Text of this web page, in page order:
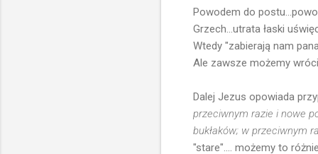
Powodem do
Grzech...utrata łaski
Wtedy "zabierają nam
Ale zawsze możemy
Dalej Jezus opowiada
przeciwnym razie i nowe
bukłaków; w przeciwnym
"stare".... możemy to